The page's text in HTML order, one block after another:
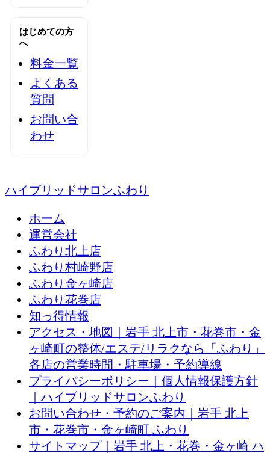
はじめての方
へ
料金一覧
よくある
質問
お問い合
わせ
ハイブリッドサロンふわり
ホーム
運営会社
ふわり北上店
ふわり村崎野店
ふわり金ヶ崎店
ふわり花巻店
知っ得情報
アクセス・地図｜岩手 北上市・花巻市・金
ヶ崎町の整体/エステ/リラクなら「ふわり」
各店の営業時間・駐車場・予約導線
プライバシーポリシー｜個人情報保護方針
｜ハイブリッドサロンふわり
お問い合わせ・予約のご案内｜岩手 北上
市・花巻市・金ヶ崎町 ふわり
サイトマップ｜岩手 北上・花巻・金ヶ崎 ハ